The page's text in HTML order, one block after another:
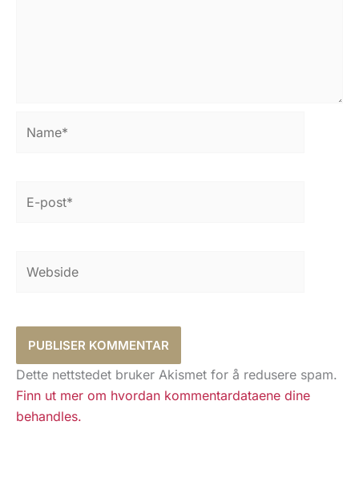
post*
Dette nettstedet bruker Akismet for å redusere spam.
Finn ut mer om hvordan kommentardataene dine
behandles.